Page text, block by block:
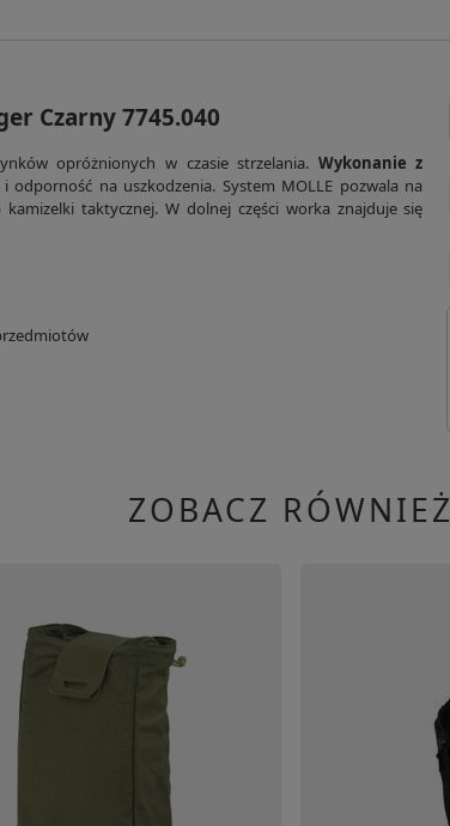
Czarny 7745.040
opróżnionych w czasie strzelania. Wykonanie z
odporność na uszkodzenia. System MOLLE pozwala na
kamizelki taktycznej. W dolnej części worka znajduje się
ZOBACZ RÓWNIEŻ